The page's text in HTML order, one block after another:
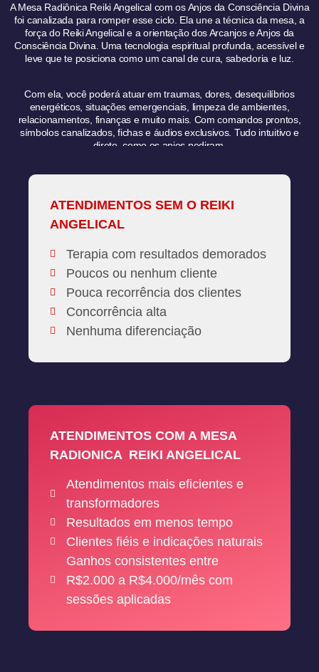
A Mesa Radiônica Reiki Angelical com os Anjos da Consciência Divina
foi canalizada para romper esse ciclo. Ela une a técnica da mesa, a
força do Reiki Angelical e a orientação dos Arcanjos e Anjos da
Consciência Divina. Uma tecnologia espiritual profunda, acessível e
leve que te posiciona como um canal de cura, sabedoria e luz.
Com ela, você poderá atuar em traumas, dores, desequilíbrios
energéticos, situações emergenciais, limpeza de ambientes,
relacionamentos, finanças e muito mais. Com comandos prontos,
símbolos canalizados, fichas e áudios exclusivos. Tudo intuitivo e
direto, como os anjos pediram.
ATENDIMENTOS SEM O REIKI
ANGELICAL
Terapia com resultados demorados
Poucos ou nenhum cliente
Pouca recorrência dos clientes
Concorrência alta
Nenhuma diferenciação
ATENDIMENTOS COM A MESA
RADIONICA REIKI ANGELICAL
Atendimentos mais eficientes e
transformadores
Resultados em menos tempo
Clientes fiéis e indicações naturais
Ganhos consistentes entre
R$2.000 a R$4.000/mês com
sessões aplicadas